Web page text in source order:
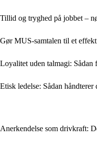
Tillid og tryghed på jobbet –
Gør MUS-samtalen til et
Loyalitet uden talmagi: Sådan
Etisk ledelse: Sådan
Anerkendelse som drivkraft: